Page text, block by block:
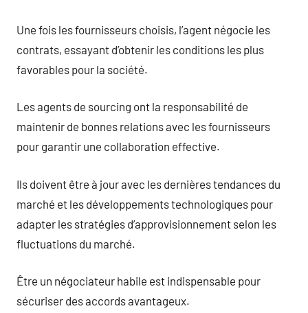
Une fois les fournisseurs choisis, l’agent négocie les
contrats, essayant d’obtenir les conditions les plus
favorables pour la société.
Les agents de sourcing ont la responsabilité de
maintenir de bonnes relations avec les fournisseurs
pour garantir une collaboration effective.
Ils doivent être à jour avec les dernières tendances du
marché et les développements technologiques pour
adapter les stratégies d’approvisionnement selon les
fluctuations du marché.
Être un négociateur habile est indispensable pour
sécuriser des accords avantageux.